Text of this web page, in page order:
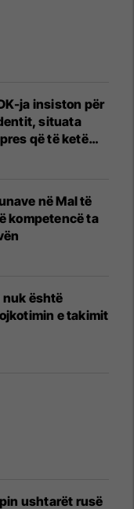
ja insiston për
situata
që të ketë
në Mal të
kompetencë ta
nuk është
e takimit
ushtarët rusë